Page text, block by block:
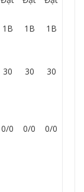
1B 1B 1B
30 30 30
0/0 0/0 0/0